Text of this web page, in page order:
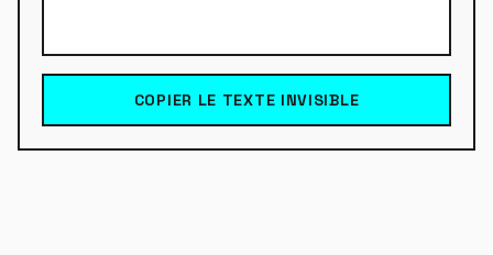
COPIER LE TEXTE INVISIBLE